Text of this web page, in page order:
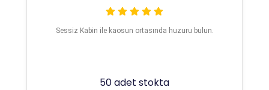
Sessiz Kabin ile kaosun ortasında huzuru bulun.
50 adet stokta